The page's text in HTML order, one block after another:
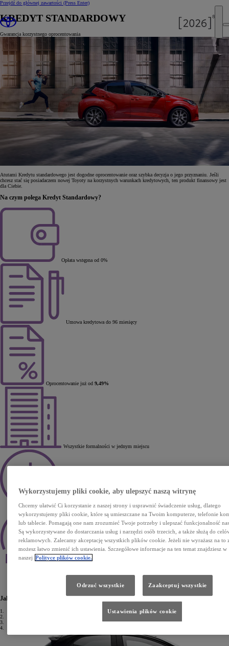
Przejdź do głównej zawartości (Press Enter)
KREDYT STANDARDOWY
Gwarancja korzystnego oprocentowania
Atutami Kredytu standardowego jest dogodne oprocentowanie oraz szybka decyzja o jego przyznaniu. Jeśli
chcesz stać się posiadaczem nowej Toyoty na korzystnych warunkach kredytowych, ten produkt finansowy jest
dla Ciebie.
Na czym polega Kredyt Standardowy?
Opłata wstępna od 0%
Umowa kredytowa do 96 miesięcy
Oprocentowanie już od 9,49%
Wszystkie formalności w jednym miejscu
Decyzja kredytowa w ciągu godziny
Jak uzyskać Kredyt standardowy?
1.
2.
3.
4.
Wykorzystujemy pliki cookie, aby ulepszyć naszą witrynę
Chcemy ułatwić Ci korzystanie z naszej strony i usprawnić świadczenie usług, dlatego
wykorzystujemy pliki cookie, które są umieszczane na Twoim komputerze, telefonie
lub tablecie. Pomagają one nam zrozumieć Twoje potrzeby i ulepszać funkcjonalność
Są wykorzystywane do dostarczania usług i narzędzi osób trzecich, a także służą do
reklamowych. Zalecamy akceptację wszystkich plików cookie. Jeżeli nie wyrażasz na to
możesz łatwo zmienić ich ustawienia. Szczegółowe informacje na ten temat znajdziesz w
naszej Polityce plików cookie.
Odrzuć wszystkie Zaakceptuj wszystkie
Ustawienia plików cookie